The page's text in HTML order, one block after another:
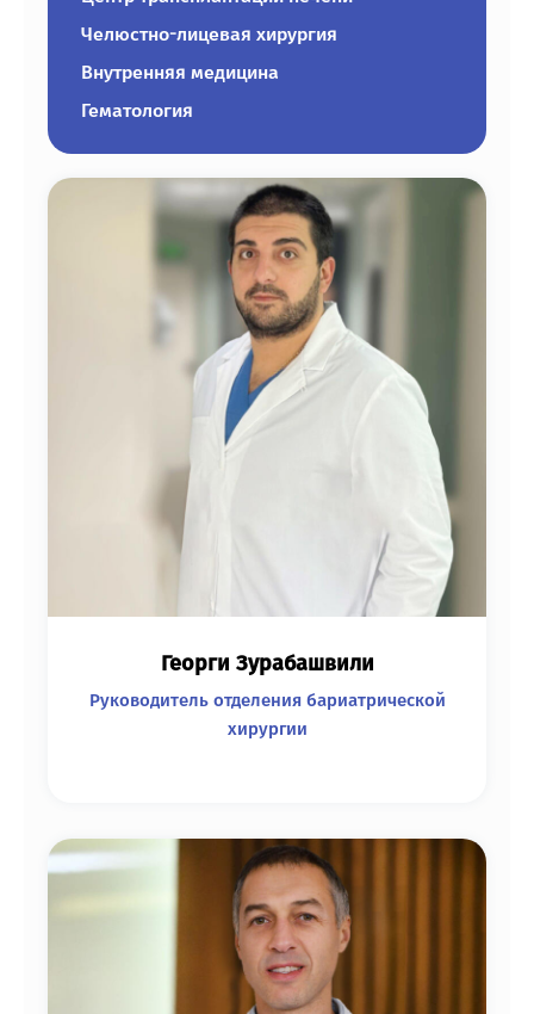
Челюстно-лицевая хирургия
Внутренняя медицина
Гематология
Георги Зурабашвили
Руководитель отделения бариатрической
хирургии